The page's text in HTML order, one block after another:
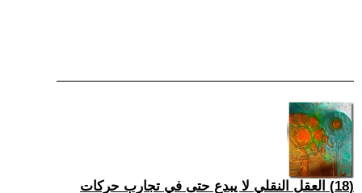
(18) العقل النقلي لا يبدع حتى في تجارب حركات